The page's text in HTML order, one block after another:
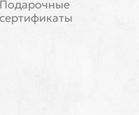
Подарочные
сертификаты